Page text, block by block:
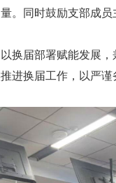
。同时鼓励支部成
换届部署赋能发展
进换届工作，以严